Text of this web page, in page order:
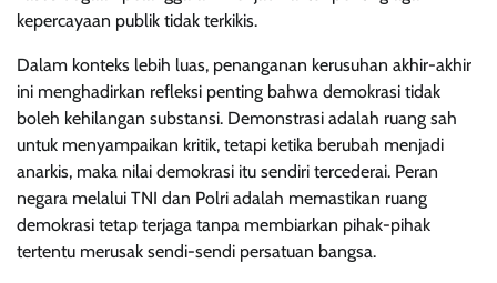
kepercayaan publik tidak terkikis.
Dalam konteks lebih luas, penanganan kerusuhan akhir-akhir
ini menghadirkan refleksi penting bahwa demokrasi tidak
boleh kehilangan substansi. Demonstrasi adalah ruang sah
untuk menyampaikan kritik, tetapi ketika berubah menjadi
anarkis, maka nilai demokrasi itu sendiri tercederai. Peran
negara melalui TNI dan Polri adalah memastikan ruang
demokrasi tetap terjaga tanpa membiarkan pihak-pihak
tertentu merusak sendi-sendi persatuan bangsa.